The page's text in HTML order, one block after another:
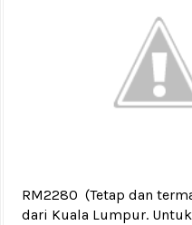
RM2280 (Tetap dan
dari Kuala Lumpur. Untuk